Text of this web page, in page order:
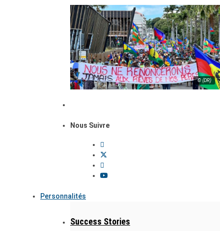
© (DR)
Nous Suivre
Personnalités
Success Stories